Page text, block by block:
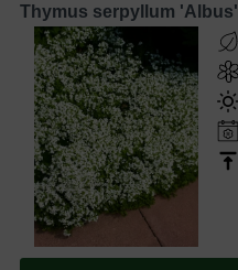
Thymus serpyllum 'Albus'